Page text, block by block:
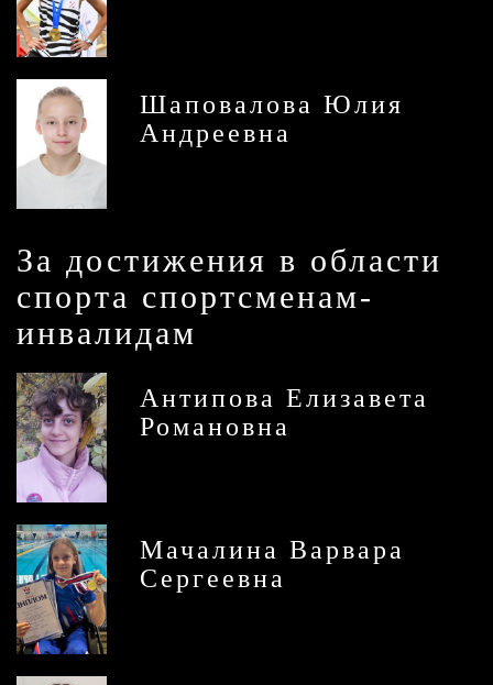
Шаповалова Юлия
Андреевна
За достижения в области
спорта спортсменам-
инвалидам
Антипова Елизавета
Романовна
Мачалина Варвара
Сергеевна